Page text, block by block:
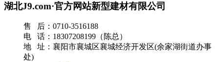
湖北J9.com·官方网站新型建材有限公司
售 后：0710-3516188
电 话：18307208199（陈总）
地 址：襄阳市襄城区襄城经济开发区(余家湖街道办事
处)